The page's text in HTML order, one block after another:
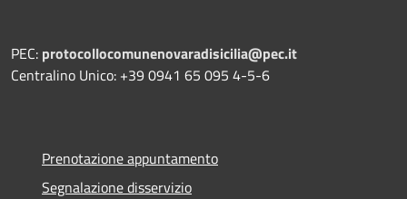
PEC: protocollocomunenovaradisicilia@pec.it
Centralino Unico: +39 0941 65 095 4-5-6
Prenotazione appuntamento
Segnalazione disservizio